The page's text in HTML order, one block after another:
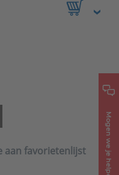
Mogen we je helpen?
aan favorietenlijst